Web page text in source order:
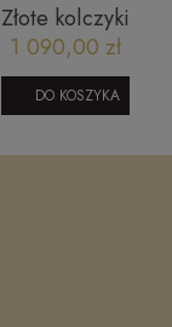
Złote kolczyki
diamentowane
duże kwiatki
010420256
Basic
1 090,00 zł
DO KOSZYKA